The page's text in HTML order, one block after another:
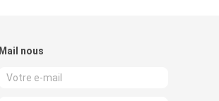
Mail nous